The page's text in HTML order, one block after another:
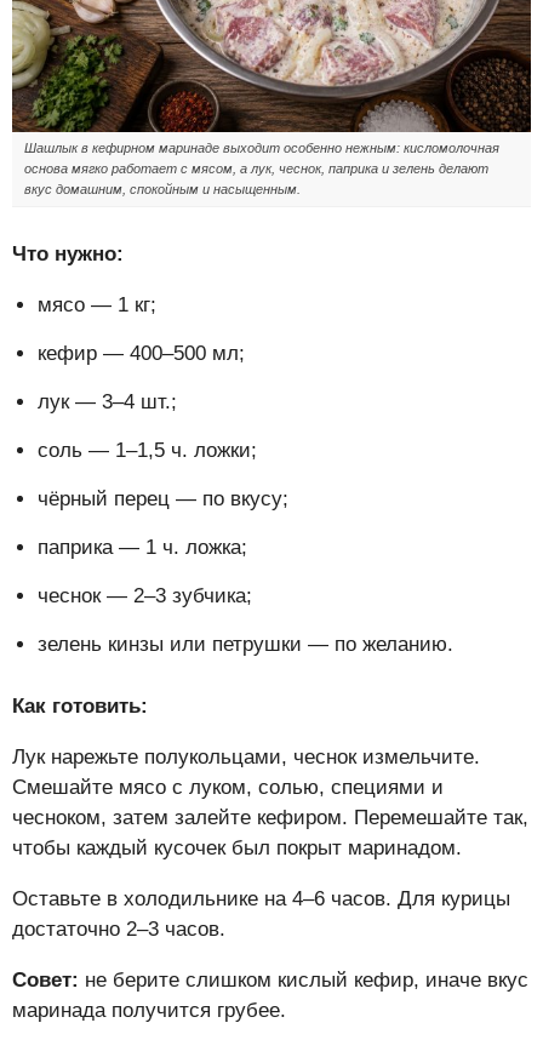
Шашлык в кефирном маринаде выходит особенно нежным: кисломолочная
основа мягко работает с мясом, а лук, чеснок, паприка и зелень делают
вкус домашним, спокойным и насыщенным.
Что нужно:
мясо — 1 кг;
кефир — 400–500 мл;
лук — 3–4 шт.;
соль — 1–1,5 ч. ложки;
чёрный перец — по вкусу;
паприка — 1 ч. ложка;
чеснок — 2–3 зубчика;
зелень кинзы или петрушки — по желанию.
Как готовить:
Лук нарежьте полукольцами, чеснок измельчите.
Смешайте мясо с луком, солью, специями и
чесноком, затем залейте кефиром. Перемешайте так,
чтобы каждый кусочек был покрыт маринадом.
Оставьте в холодильнике на 4–6 часов. Для курицы
достаточно 2–3 часов.
Совет: не берите слишком кислый кефир, иначе вкус
маринада получится грубее.